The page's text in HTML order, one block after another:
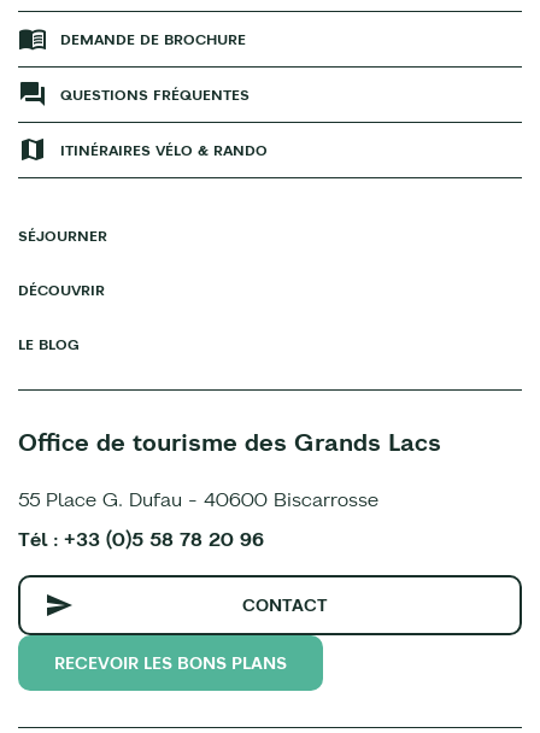
DEMANDE DE BROCHURE
QUESTIONS FRÉQUENTES
ITINÉRAIRES VÉLO & RANDO
SÉJOURNER
DÉCOUVRIR
LE BLOG
Office de tourisme des Grands Lacs
55 Place G. Dufau - 40600 Biscarrosse
Tél : +33 (0)5 58 78 20 96
CONTACT
RECEVOIR LES BONS PLANS